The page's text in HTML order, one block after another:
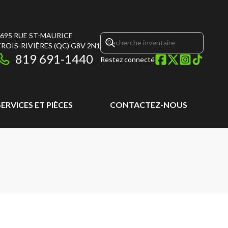
RUE ST-MAURICE
RIVIÈRES (QC) G8V 2N1
819 691-1440 Restez connecté
ET PIÈCES CONTACTEZ-NOUS